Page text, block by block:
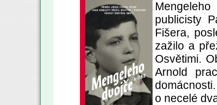
publicisty
Fišera,
zažilo a
Osvětimi.
Arnold
o necelé